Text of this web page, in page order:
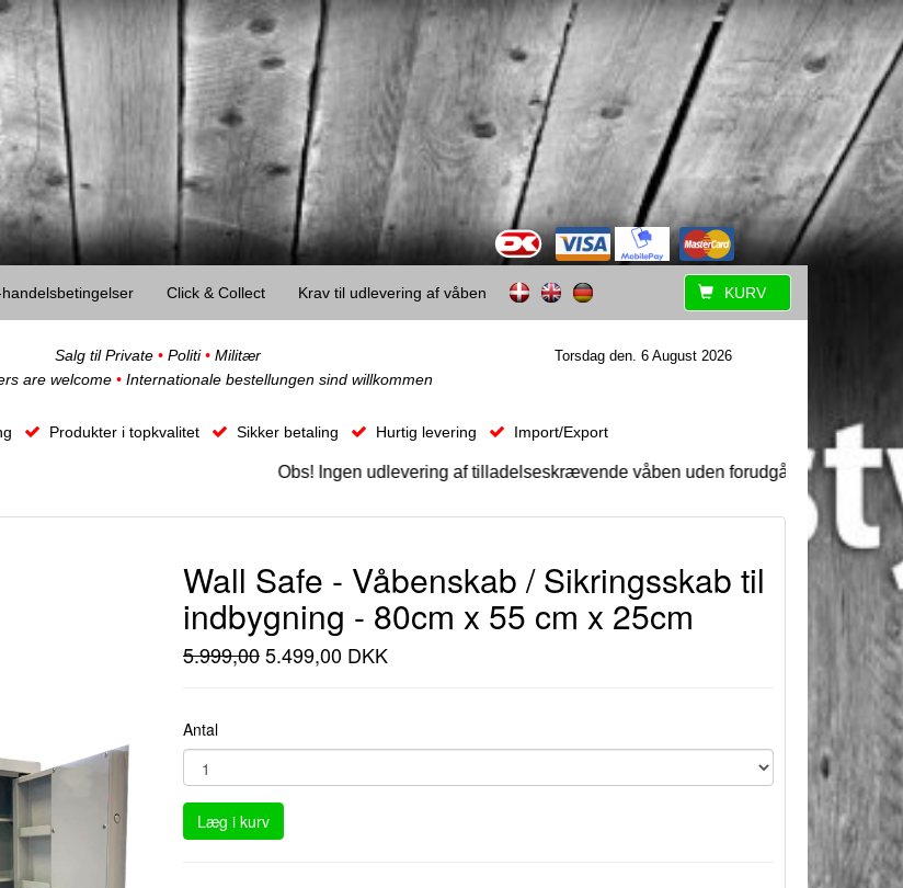
handelsbetingelser Click & Collect Krav til udlevering af våben KURV
Salg til Private •Politi•Militær
are welcome •Internationale bestellungen sind willkommen
Torsdag den. 6 August 2026
Produkter i topkvalitet Sikker betaling Hurtig levering Import/Export
Obs! Ingen udlevering af tilladelseskrævende våben uden forudgående aftale.
Wall Safe - Våbenskab / Sikringsskab til
indbygning - 80cm x 55 cm x 25cm
5.999,005.499,00 DKK
Antal
Læg i kurv